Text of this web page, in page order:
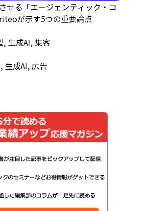
せる「エージェンティック・コ
が示す5つの重要論点
, 生成AI, 集客
, 生成AI, 広告